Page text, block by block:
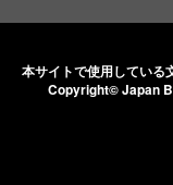
本サイトで使用している
Copyright© Japan